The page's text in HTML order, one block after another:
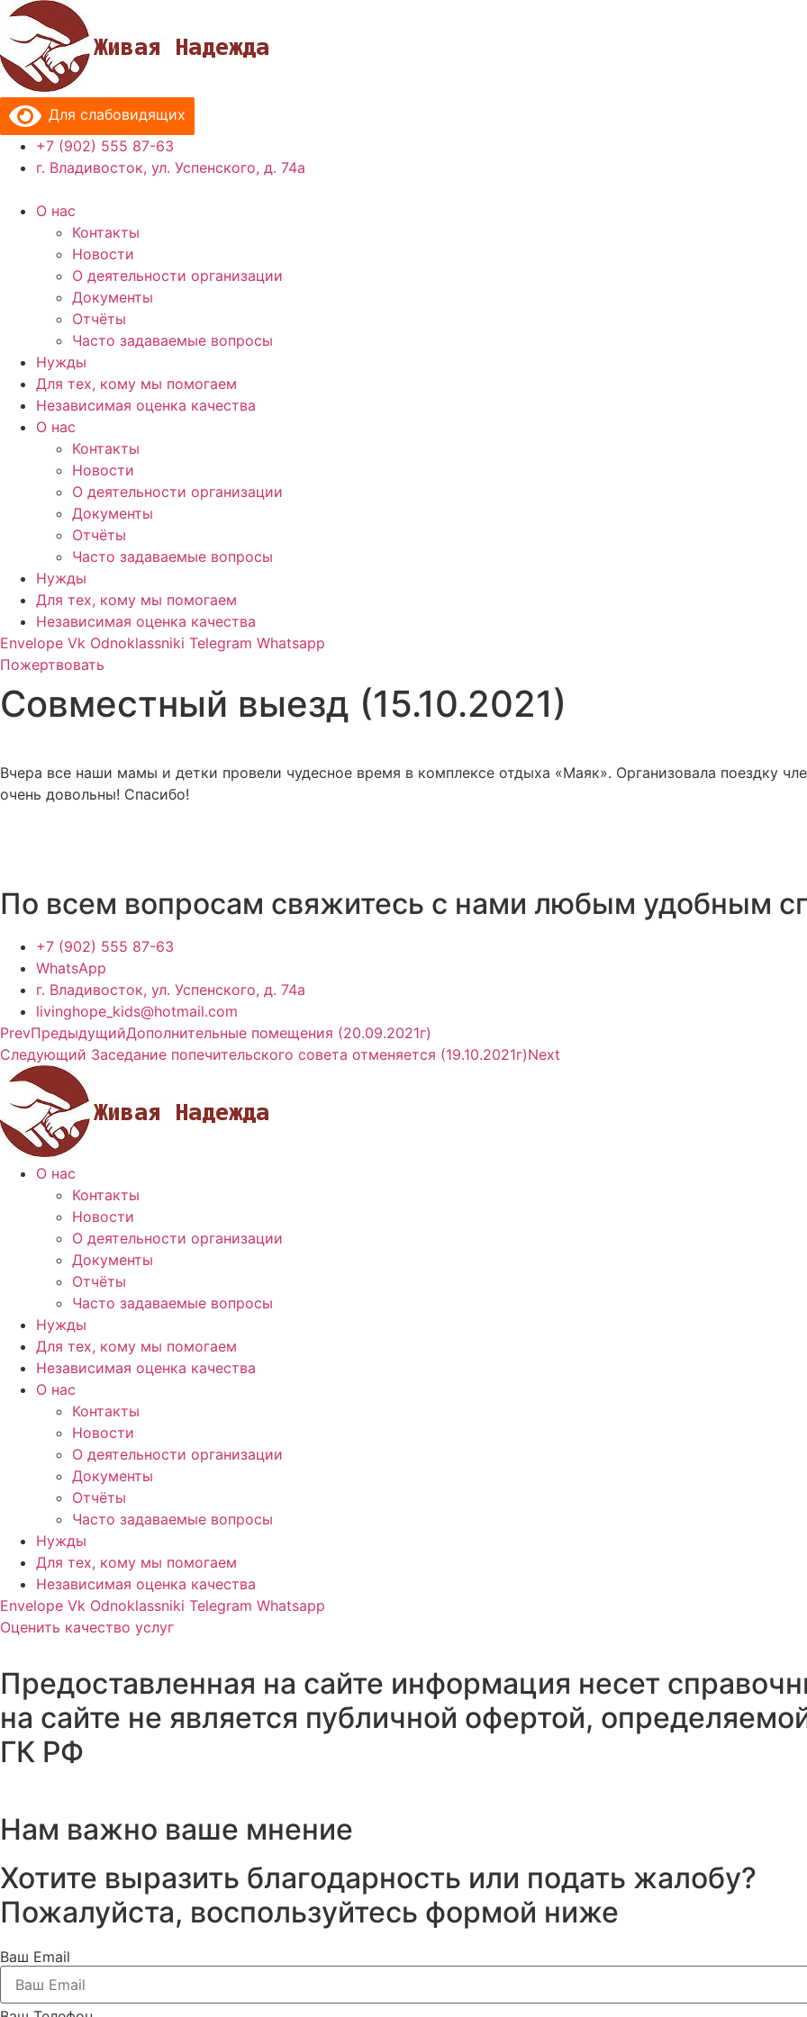
Перейти
содержимому
Для слабовидящих
+7 (902) 555 87-63
г. Владивосток, ул. Успенского, д. 74а
О нас
Контакты
Новости
О деятельности организации
Документы
Отчёты
Часто задаваемые вопросы
Нужды
Для тех, кому мы помогаем
Независимая оценка качества
О нас
Контакты
Новости
О деятельности организации
Документы
Отчёты
Часто задаваемые вопросы
Нужды
Для тех, кому мы помогаем
Независимая оценка качества
Envelope Vk Odnoklassniki Telegram Whatsapp
Пожертвовать
Совместный выезд (15.10.2021)
Вчера все наши мамы и детки провели чудесное время в комплексе отдыха «Маяк». Организовала поездку
очень довольны! Спасибо!
По всем вопросам свяжитесь с нами любым удобным
+7 (902) 555 87-63
WhatsApp
г. Владивосток, ул. Успенского, д. 74а
livinghope_kids@hotmail.com
PrevПредыдущийДополнительные помещения (20.09.2021г)
Следующий Заседание попечительского совета отменяется (19.10.2021г)Next
О нас
Контакты
Новости
О деятельности организации
Документы
Отчёты
Часто задаваемые вопросы
Нужды
Для тех, кому мы помогаем
Независимая оценка качества
О нас
Контакты
Новости
О деятельности организации
Документы
Отчёты
Часто задаваемые вопросы
Нужды
Для тех, кому мы помогаем
Независимая оценка качества
Envelope Vk Odnoklassniki Telegram Whatsapp
Оценить качество услуг
Предоставленная на сайте информация несет
на сайте не является публичной офертой,
ГК РФ
Нам важно ваше мнение
Хотите выразить благодарность или подать жалобу?
Пожалуйста, воспользуйтесь формой ниже
Ваш Email